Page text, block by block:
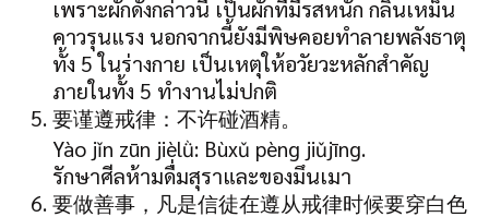
เพราะผักดังกล่าวนี้ เป็นผักที่มีรสหนัก กลิ่นเหม็น
คาวรุนแรง นอกจากนี้ยังมีพิษคอยทำลายพลังธาตุ
ทั้ง 5 ในร่างกาย เป็นเหตุให้อวัยวะหลักสำคัญ
ภายในทั้ง 5 ทำงานไม่ปกติ
要谨遵戒律：不许碰酒精。
Yào jǐn zūn jièlǜ: Bùxǔ pèng jiǔjīng.
รักษาศีลห้ามดื่มสุราและของมึนเมา
要做善事，凡是信徒在遵从戒律时候要穿白色